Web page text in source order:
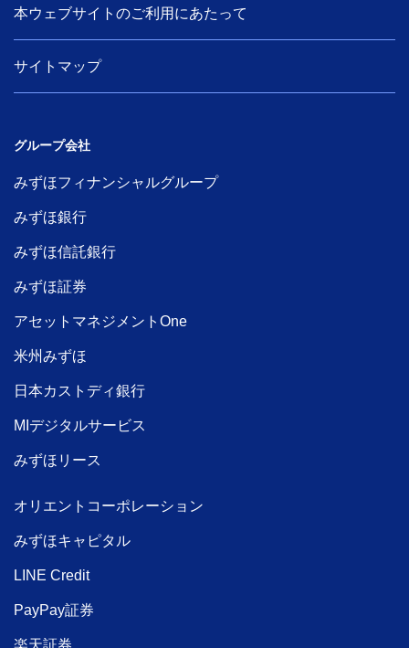
本ウェブサイトのご利用にあたって
サイトマップ
グループ会社
みずほフィナンシャルグループ
みずほ銀行
みずほ信託銀行
みずほ証券
アセットマネジメントOne
米州みずほ
日本カストディ銀行
MIデジタルサービス
みずほリース
オリエントコーポレーション
みずほキャピタル
LINE Credit
PayPay証券